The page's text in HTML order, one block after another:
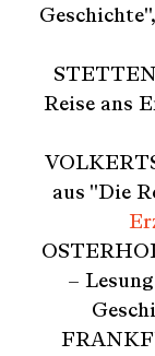
Geschichte",
Reise ans
aus "Die
–